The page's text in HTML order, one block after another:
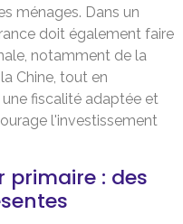
ménages. Dans un
doit également faire
notamment de la
Chine, tout en
fiscalité adaptée et
l'investissement
primaire : des